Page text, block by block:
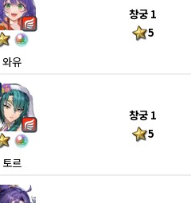
와유
창궁 1
5
토르
창궁 1
5